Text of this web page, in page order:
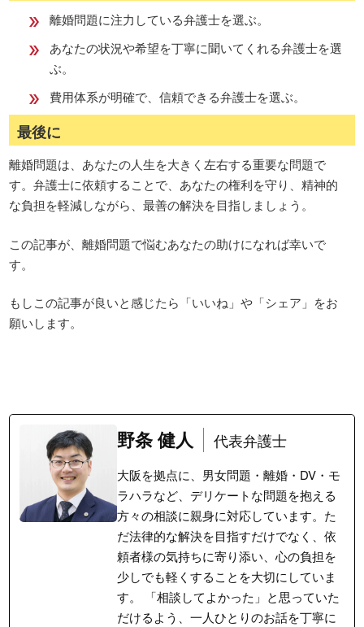
離婚問題に注力している弁護士を選ぶ。
あなたの状況や希望を丁寧に聞いてくれる弁護士を選
ぶ。
費用体系が明確で、信頼できる弁護士を選ぶ。
最後に
離婚問題は、あなたの人生を大きく左右する重要な問題で
す。弁護士に依頼することで、あなたの権利を守り、精神的
な負担を軽減しながら、最善の解決を目指しましょう。
この記事が、離婚問題で悩むあなたの助けになれば幸いで
す。
もしこの記事が良いと感じたら「いいね」や「シェア」をお
願いします。
野条 健人 代表弁護士
大阪を拠点に、男女問題・離婚・DV・モ
ラハラなど、デリケートな問題を抱える
方々の相談に親身に対応しています。た
だ法律的な解決を目指すだけでなく、依
頼者様の気持ちに寄り添い、心の負担を
少しでも軽くすることを大切にしていま
す。 「相談してよかった」と思っていた
だけるよう、一人ひとりのお話を丁寧に